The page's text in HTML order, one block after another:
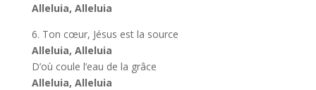
Alleluia, Alleluia
6. Ton cœur, Jésus est la source
Alleluia, Alleluia
D’où coule l’eau de la grâce
Alleluia, Alleluia